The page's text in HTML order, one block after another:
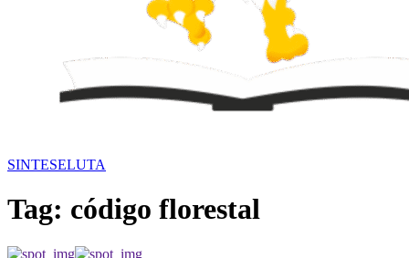
SINTESELUTA
Tag: código florestal